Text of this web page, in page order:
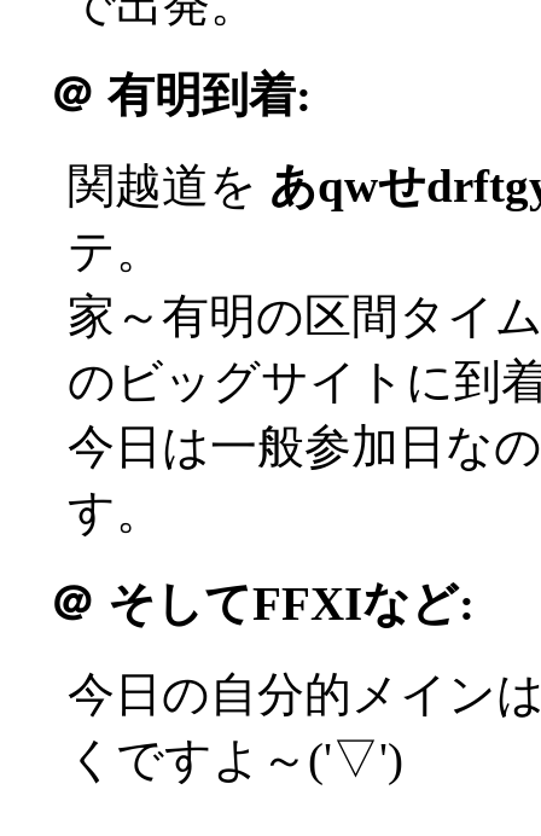
＠ 有明到着:
関越道を あqwせ
テ。
家～有明の区間タイ
のビッグサイトに到
今日は一般参加日な
す。
＠ そしてFFXIなど:
今日の自分的メイン
くですよ～('▽')